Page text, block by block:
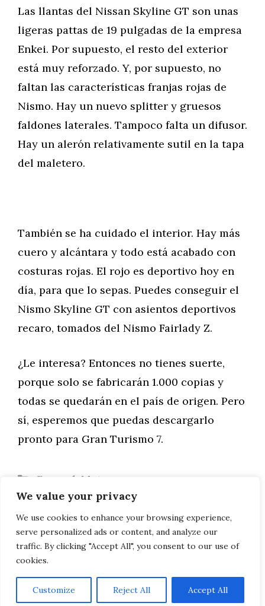
We value your privacy
We use cookies to enhance your browsing experience,
serve personalized ads or content, and analyze our
traffic. By clicking "Accept All", you consent to our use of
cookies.
Customize Reject All Accept All
Las llantas del Nissan Skyline GT son unas
ligeras pattas de 19 pulgadas de la empresa
Enkei. Por supuesto, el resto del exterior
está muy reforzado. Y, por supuesto, no
faltan las características franjas rojas de
Nismo. Hay un nuevo splitter y gruesos
faldones laterales. Tampoco falta un difusor.
Hay un alerón relativamente sutil en la tapa
del maletero.
También se ha cuidado el interior. Hay más
cuero y alcántara y todo está acabado con
costuras rojas. El rojo es deportivo hoy en
día, para que lo sepas. Puedes conseguir el
Nismo Skyline GT con asientos deportivos
recaro, tomados del Nismo Fairlady Z.
¿Le interesa? Entonces no tienes suerte,
porque solo se fabricarán 1.000 copias y
todas se quedarán en el país de origen. Pero
sí, esperemos que puedas descargarlo
pronto para Gran Turismo 7.
Categorías
General Motor
40 coches destrozados por la inundación
de un garaje en Purmerend
El BMW Serie 5 y el i5 estiran las piernas
AVISO LEGAL, POLITICA DE PRIVACIDAD, COOKIES